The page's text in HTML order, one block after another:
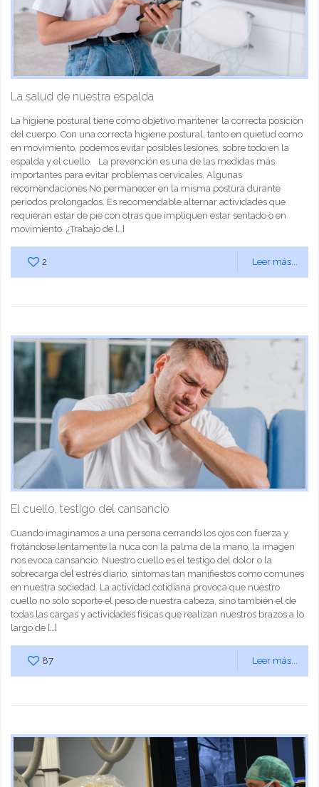
La salud de nuestra espalda
La higiene postural tiene como objetivo mantener la correcta posición
del cuerpo. Con una correcta higiene postural, tanto en quietud como
en movimiento, podemos evitar posibles lesiones, sobre todo en la
espalda y el cuello. La prevención es una de las medidas más
importantes para evitar problemas cervicales. Algunas
recomendaciones No permanecer en la misma postura durante
periodos prolongados. Es recomendable alternar actividades que
requieran estar de pie con otras que impliquen estar sentado o en
movimiento. ¿Trabajo de […]
2 Leer más...
El cuello, testigo del cansancio
Cuando imaginamos a una persona cerrando los ojos con fuerza y
frotándose lentamente la nuca con la palma de la mano, la imagen
nos evoca cansancio. Nuestro cuello es el testigo del dolor o la
sobrecarga del estrés diario, síntomas tan manifiestos como comunes
en nuestra sociedad. La actividad cotidiana provoca que nuestro
cuello no solo soporte el peso de nuestra cabeza, sino también el de
todas las cargas y actividades físicas que realizan nuestros brazos a lo
largo de […]
87 Leer más...